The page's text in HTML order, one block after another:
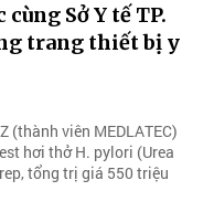
Sở Y tế TP.
trang thiết bị y
(thành viên MEDLATEC)
hơi thở H. pylori (Urea
tổng trị giá 550 triệu